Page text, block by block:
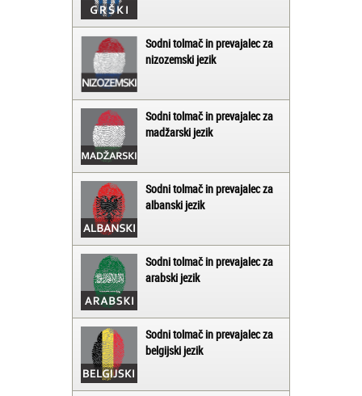
Sodni tolmač in prevajalec za
nizozemski jezik
Sodni tolmač in prevajalec za
madžarski jezik
Sodni tolmač in prevajalec za
albanski jezik
Sodni tolmač in prevajalec za
arabski jezik
Sodni tolmač in prevajalec za
belgijski jezik